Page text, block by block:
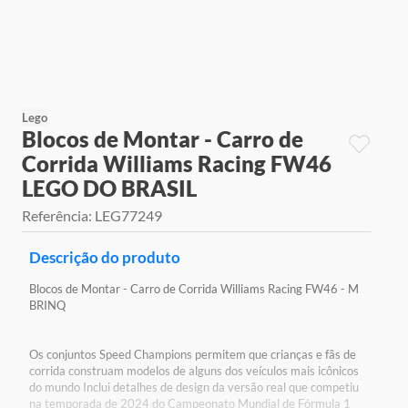
Lego
Blocos de Montar - Carro de
Corrida Williams Racing FW46
LEGO DO BRASIL
Referência: LEG77249
Descrição do produto
Blocos de Montar - Carro de Corrida Williams Racing FW46 - M
BRINQ
Os conjuntos Speed Champions permitem que crianças e fãs de
corrida construam modelos de alguns dos veículos mais icônicos
do mundo Inclui detalhes de design da versão real que competiu
na temporada de 2024 do Campeonato Mundial de Fórmula 1